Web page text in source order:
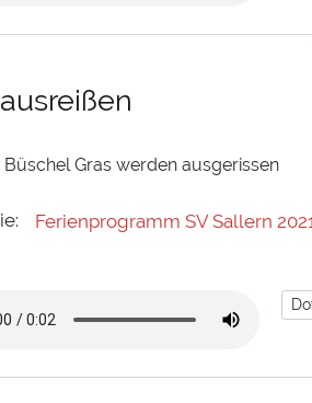
Gras werden ausgerissen
Ferienprogramm SV Sallern 2021